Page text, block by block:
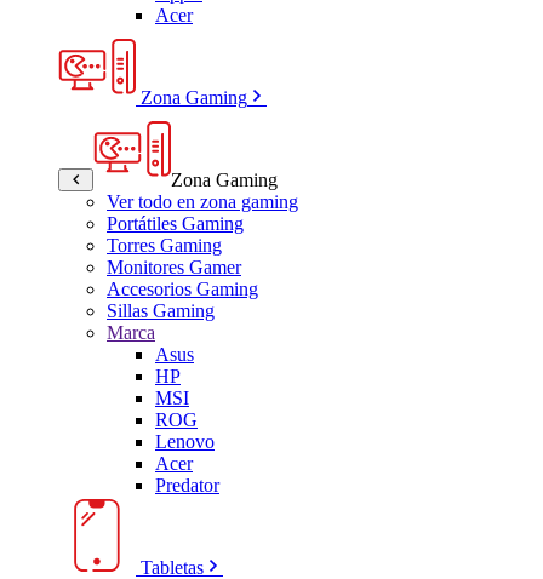
Acer
Zona Gaming
Zona Gaming
Ver todo en zona gaming
Portátiles Gaming
Torres Gaming
Monitores Gamer
Accesorios Gaming
Sillas Gaming
Marca
Asus
HP
MSI
ROG
Lenovo
Acer
Predator
Tabletas